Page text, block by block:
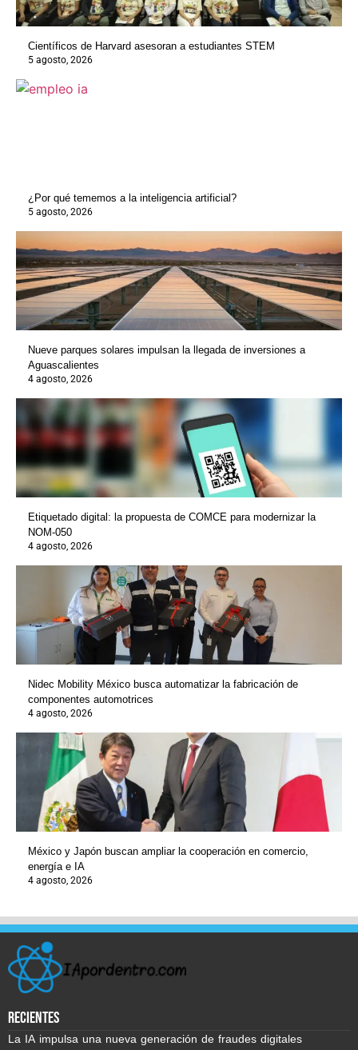
Científicos de Harvard asesoran a estudiantes STEM
5 agosto, 2026
¿Por qué tememos a la inteligencia artificial?
5 agosto, 2026
Nueve parques solares impulsan la llegada de inversiones a
Aguascalientes
4 agosto, 2026
Etiquetado digital: la propuesta de COMCE para modernizar la
NOM-050
4 agosto, 2026
Nidec Mobility México busca automatizar la fabricación de
componentes automotrices
4 agosto, 2026
México y Japón buscan ampliar la cooperación en comercio,
energía e IA
4 agosto, 2026
recientes
La IA impulsa una nueva generación de fraudes digitales